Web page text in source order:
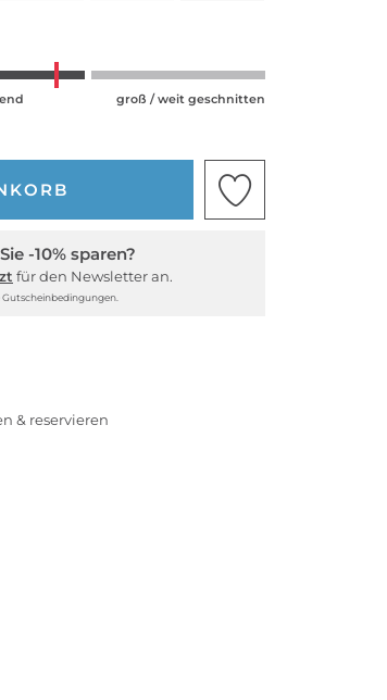
groß / weit geschnitten
-10% sparen?
für den Newsletter an.
Gutscheinbedingungen.
& reservieren